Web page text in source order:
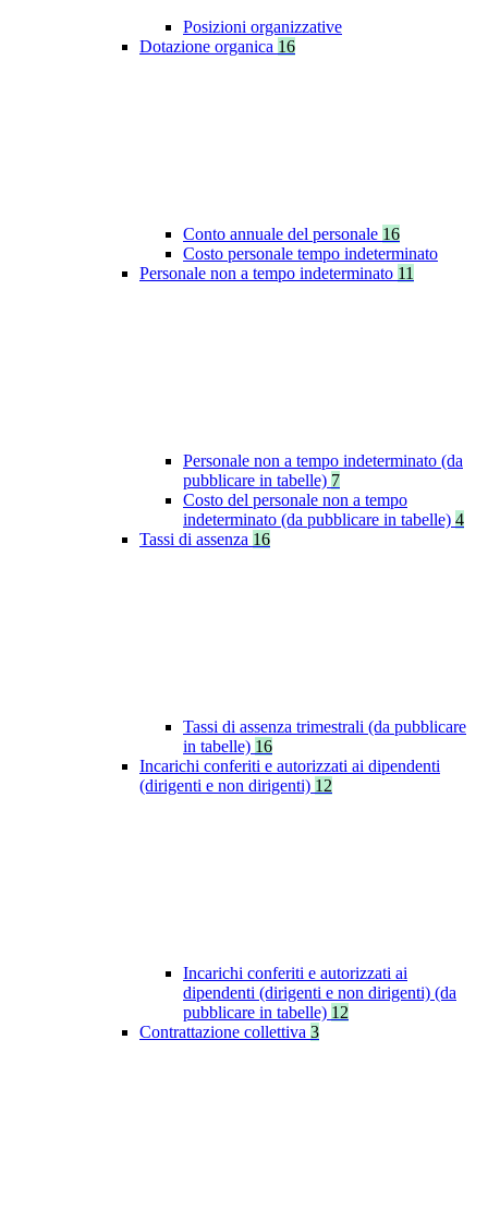
Posizioni organizzative
Dotazione organica 16
Conto annuale del personale 16
Costo personale tempo indeterminato
Personale non a tempo indeterminato 11
Personale non a tempo indeterminato (da
pubblicare in tabelle) 7
Costo del personale non a tempo
indeterminato (da pubblicare in tabelle) 4
Tassi di assenza 16
Tassi di assenza trimestrali (da pubblicare
in tabelle) 16
Incarichi conferiti e autorizzati ai dipendenti
(dirigenti e non dirigenti) 12
Incarichi conferiti e autorizzati ai
dipendenti (dirigenti e non dirigenti) (da
pubblicare in tabelle) 12
Contrattazione collettiva 3